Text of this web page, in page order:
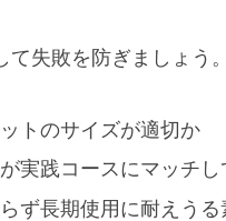
失敗を防ぎましょう。
トのサイズが適切か
実践コースにマッチ
ず長期使用に耐えうる